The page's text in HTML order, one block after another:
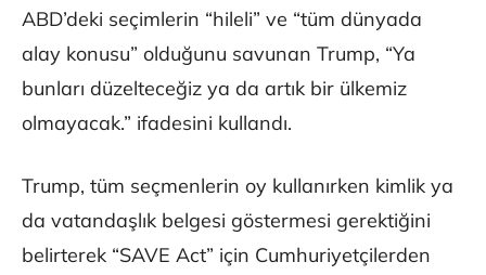
ABD’deki seçimlerin “hileli” ve “tüm dünyada
alay konusu” olduğunu savunan Trump, “Ya
bunları düzelteceğiz ya da artık bir ülkemiz
olmayacak.” ifadesini kullandı.
Trump, tüm seçmenlerin oy kullanırken kimlik ya
da vatandaşlık belgesi göstermesi gerektiğini
belirterek “SAVE Act” için Cumhuriyetçilerden